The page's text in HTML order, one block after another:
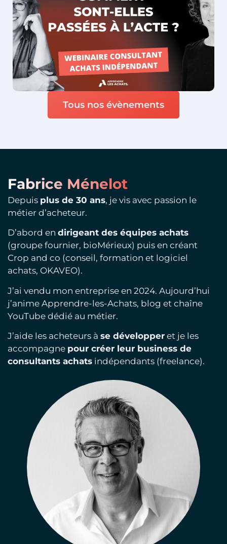
Tous nos évènements
Fabrice Ménelot
Depuis plus de 30 ans, je vis avec passion le
métier d’acheteur.
D’abord en dirigeant des équipes achats
(groupe fournier, bioMérieux) puis en créant
Crop and co (conseil, formation et logiciel
achats, OKAVEO).
J’ai vendu mon entreprise en 2024. Aujourd’hui
j’anime Apprendre-les-Achats, blog et chaîne
YouTube dédié au métier.
J’aide les acheteurs à se développer et je les
accompagne pour créer leur business de
consultants achats indépendants (freelance).